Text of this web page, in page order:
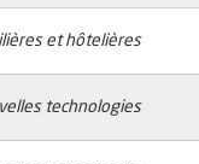
et hôtelières
technologies